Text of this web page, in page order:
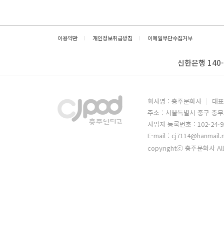
이용약관 개인정보취급방침 이메일무단수집거부
신한은행
회사명 : 충주문화사
대
주소 : 서울특별시 중구 충
사업자 등록번호 : 102-24-
E-mail :
copyrightⓒ 충주문화사